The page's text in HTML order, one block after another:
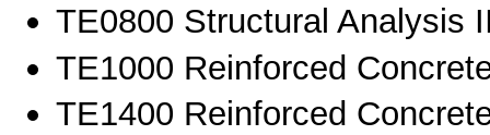
ΤΕ0800 Structural Analysis
ΤΕ1000 Reinforced
ΤΕ1400 Reinforced